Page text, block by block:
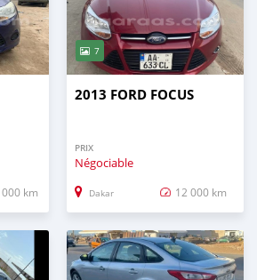
km
7
2013 FORD FOCUS
PRIX
Négociable
Dakar 12 000 km